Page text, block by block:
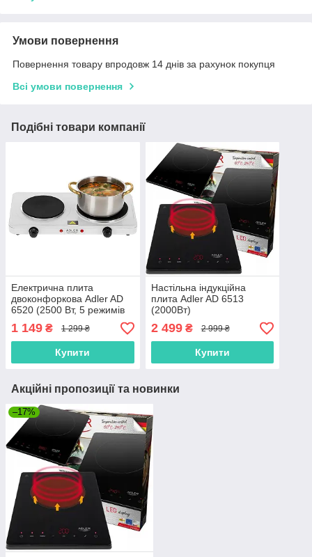
Умови повернення
Повернення товару впродовж 14 днів за рахунок покупця
Всі умови повернення
Подібні товари компанії
Електрична плита
двоконфоркова Adler AD
6520 (2500 Вт, 5 режимів
нагріву, сталевий корпус,
Польща)
1 149 ₴ 1 299 ₴
Купити
Настільна індукційна
плита Adler AD 6513
(2000Вт)
2 499₴ 2 999 ₴
Купити
Акційні пропозиції та новинки
–17%